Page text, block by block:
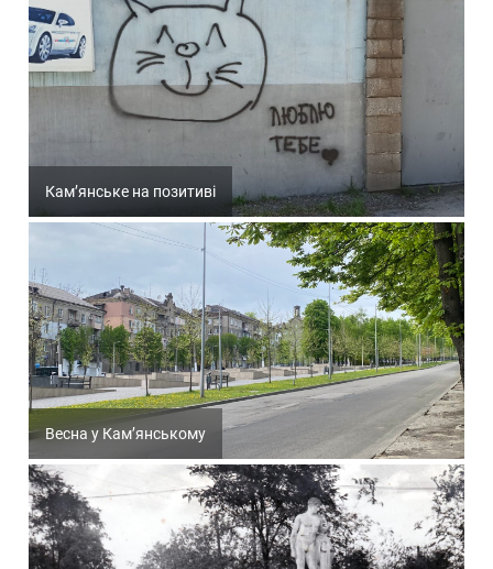
Кам’янське на позитиві
Весна у Кам’янському